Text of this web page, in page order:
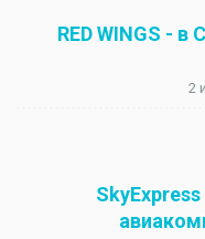
RED WINGS -
2